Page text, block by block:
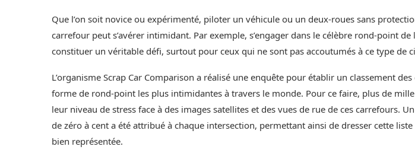
Que l’on soit novice ou expérimenté, piloter un véhicule ou un deux-roues sans
carrefour peut s’avérer intimidant. Par exemple, s’engager dans le célèbre rond-point de
constituer un véritable défi, surtout pour ceux qui ne sont pas accoutumés à ce type de
L’organisme Scrap Car Comparison a réalisé une enquête pour établir un classement
forme de rond-point les plus intimidantes à travers le monde. Pour ce faire, plus de
leur niveau de stress face à des images satellites et des vues de rue de ces carrefours.
de zéro à cent a été attribué à chaque intersection, permettant ainsi de dresser cette liste
bien représentée.